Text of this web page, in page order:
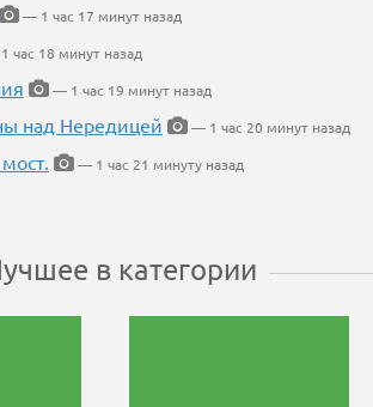
— 1 час 17 минут назад
час 18 минут назад
— 1 час 19 минут назад
над Нередицей
— 1 час 20 минут назад
— 1 час 21 минуту назад
в категории